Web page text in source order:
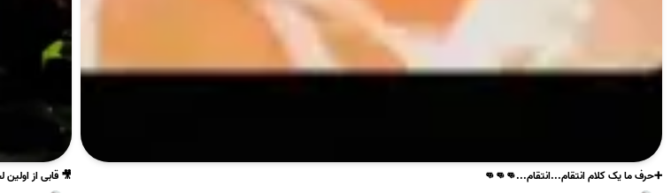
➕حرف ما یک کلام انتقام...انتقام...👊👊👊 🎥 قابی از